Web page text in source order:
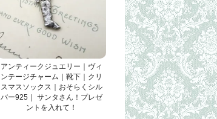
アンティークジュエリー｜ヴィ
ンテージチャーム｜靴下｜クリ
スマスソックス｜おそらくシル
バー925｜ サンタさん！プレゼ
ントを入れて！